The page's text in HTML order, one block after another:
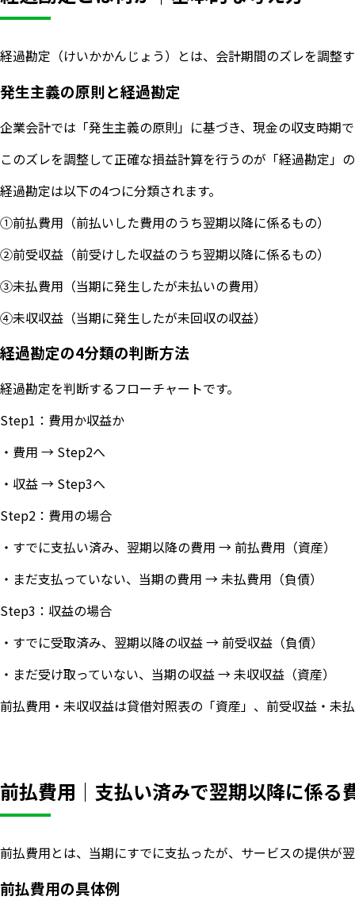
経過勘定（けいかかんじょう）とは、会計期間のズレを調整
発生主義の原則と経過勘定
企業会計では「発生主義の原則」に基づき、現金の収支時期
このズレを調整して正確な損益計算を行うのが「経過勘定」
経過勘定は以下の4つに分類されます。
①前払費用（前払いした費用のうち翌期以降に係るもの）
②前受収益（前受けした収益のうち翌期以降に係るもの）
③未払費用（当期に発生したが未払いの費用）
④未収収益（当期に発生したが未回収の収益）
経過勘定の4分類の判断方法
経過勘定を判断するフローチャートです。
Step1：費用か収益か
・費用 → Step2へ
・収益 → Step3へ
Step2：費用の場合
・すでに支払い済み、翌期以降の費用 → 前払費用（資産）
・まだ支払っていない、当期の費用 → 未払費用（負債）
Step3：収益の場合
・すでに受取済み、翌期以降の収益 → 前受収益（負債）
・まだ受け取っていない、当期の収益 → 未収収益（資産）
前払費用・未収収益は貸借対照表の「資産」、前受収益・未
前払費用｜支払い済みで翌期以降に係る
前払費用とは、当期にすでに支払ったが、サービスの提供が
前払費用の具体例